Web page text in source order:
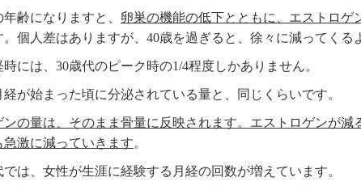
齢になりますと、 卵巣の機能の低下とともに、エストロゲ
。個人差はありますが、40歳を過ぎると、徐々に減ってくる
には、30歳代のピーク時の1/4程度しかありません。
経が始まった頃に分泌されている量と、同じくらいです。
ンの量は、そのまま骨量に反映されます。エストロゲンが減
急激に減っていきます。
では、女性が生涯に経験する月経の回数が増えています。